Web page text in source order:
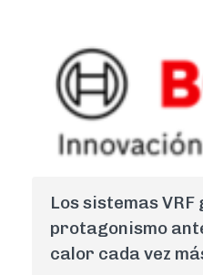
Los sistemas VRF
protagonismo
calor cada vez